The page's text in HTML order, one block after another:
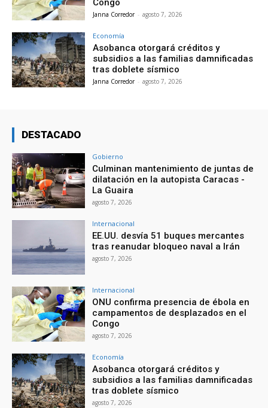
Congo
Janna Corredor - agosto 7, 2026
Economía
Asobanca otorgará créditos y
subsidios a las familias damnificadas
tras doblete sísmico
Janna Corredor - agosto 7, 2026
DESTACADO
Gobierno
Culminan mantenimiento de juntas de
dilatación en la autopista Caracas -
La Guaira
agosto 7, 2026
Internacional
EE.UU. desvía 51 buques mercantes
tras reanudar bloqueo naval a Irán
agosto 7, 2026
Internacional
ONU confirma presencia de ébola en
campamentos de desplazados en el
Congo
agosto 7, 2026
Economía
Asobanca otorgará créditos y
subsidios a las familias damnificadas
tras doblete sísmico
agosto 7, 2026